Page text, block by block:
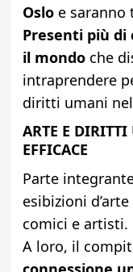
Osloe saranno
Presenti più
il mondoche
intraprendere
diritti umani
ARTE E
EFFICACE
Parte
esibizioni
comici e artisti.
A loro, il